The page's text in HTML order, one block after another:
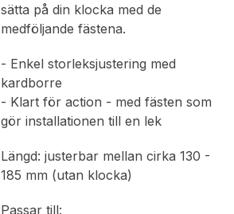
sätta på din klocka med de
medföljande fästena.
- Enkel storleksjustering med
kardborre
- Klart för action - med fästen som
gör installationen till en lek
Längd: justerbar mellan cirka 130 -
185 mm (utan klocka)
Passar till: